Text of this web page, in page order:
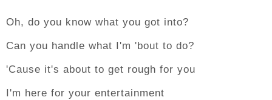
Oh, do you know what you got into?
Can you handle what I'm 'bout to do?
'Cause it's about to get rough for you
I'm here for your entertainment